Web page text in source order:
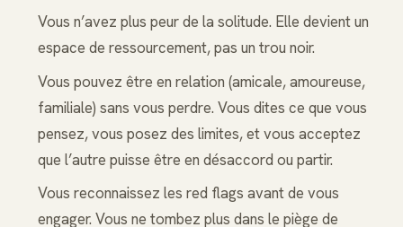
Vous n’avez plus peur de la solitude. Elle devient un
espace de ressourcement, pas un trou noir.
Vous pouvez être en relation (amicale, amoureuse,
familiale) sans vous perdre. Vous dites ce que vous
pensez, vous posez des limites, et vous acceptez
que l’autre puisse être en désaccord ou partir.
Vous reconnaissez les red flags avant de vous
engager. Vous ne tombez plus dans le piège de